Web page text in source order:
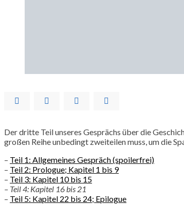
Der dritte Teil unseres Gesprächs über die
großen Reihe unbedingt zweiteilen muss, um die
– Teil 1: Allgemeines Gespräch (spoilerfrei)
– Teil 2: Prologue; Kapitel 1 bis 9
– Teil 3: Kapitel 10 bis 15
– Teil 4: Kapitel 16 bis 21
– Teil 5: Kapitel 22 bis 24; Epilogue